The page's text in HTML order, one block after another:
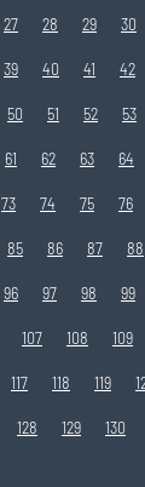
27 28 29 30
39 40 41 42
50 51 52 53
61 62 63 64
73 74 75 76
85 86 87 88
96 97 98 99
107 108 109
117 118 119
128 129 130